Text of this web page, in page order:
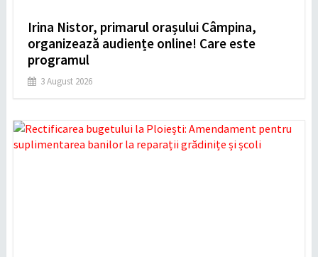
Irina Nistor, primarul orașului Câmpina,
organizează audiențe online! Care este
programul
3 August 2026